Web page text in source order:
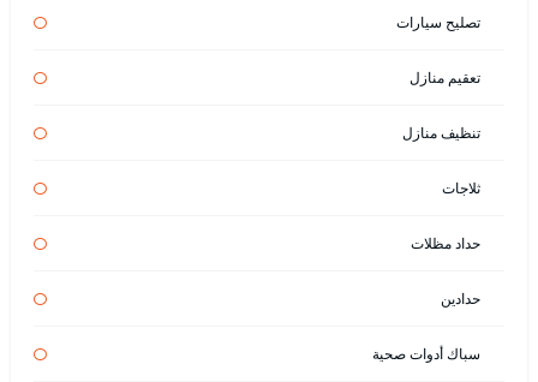
تصليح سيارات
تعقيم منازل
تنظيف منازل
ثلاجات
حداد مظلات
حدادين
سباك أدوات صحية